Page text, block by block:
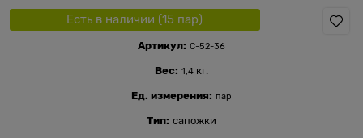
Есть в наличии (15 пар)
Артикул: С-52-36
Вес: 1,4 кг.
Ед. измерения: пар
Тип: сапожки